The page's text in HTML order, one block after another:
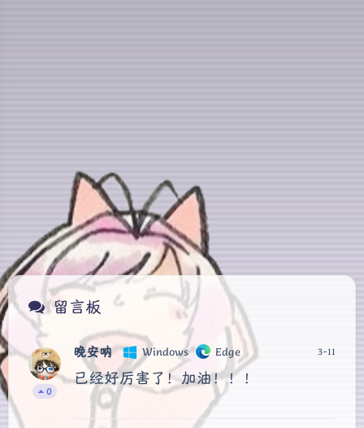
0
晚安呐 Windows Edge 3-11
已经好厉害了！加油！！！